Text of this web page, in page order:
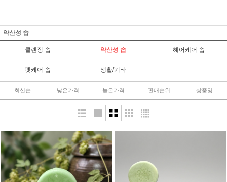
약산성 솝
클렌징 솝 약산성 솝 헤어케어 솝
펫케어 솝 생활/기타
최신순 낮은가격 높은가격 판매순위 상품명